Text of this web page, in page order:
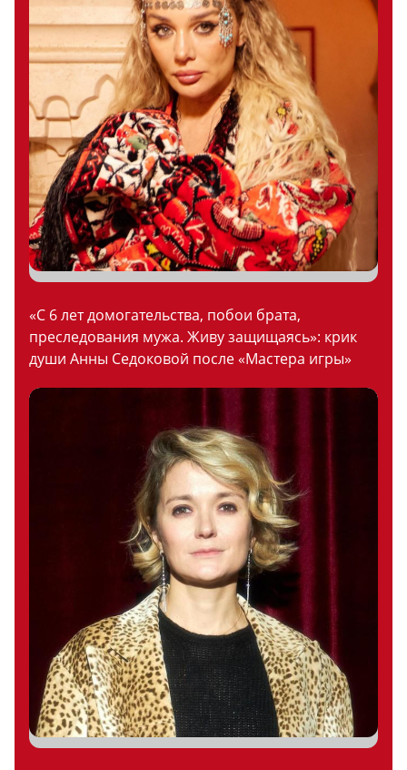
«С 6 лет домогательства, побои брата,
преследования мужа. Живу защищаясь»: крик
души Анны Седоковой после «Мастера игры»